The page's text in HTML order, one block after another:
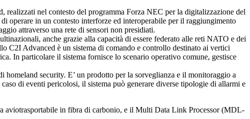
nel contesto del programma Forza NEC per la digitalizzazione del
operare in un contesto interforze ed interoperabile per il raggiungimento
attraverso una rete di sensori non presidiati.
anche grazie alla capacità di essere federato alle reti NATO e dei
C2I Advanced è un sistema di comando e controllo destinato ai vertici
In particolare il sistema fornisce lo scenario operativo comune, gestisce
homeland security. E’ un prodotto per la sorveglianza e il monitoraggio a
di eventi pericolosi, il sistema può generare diverse tipologie di allarmi e
aviotrasportabile in fibra di carbonio, e il Multi Data Link Processor (MDL-